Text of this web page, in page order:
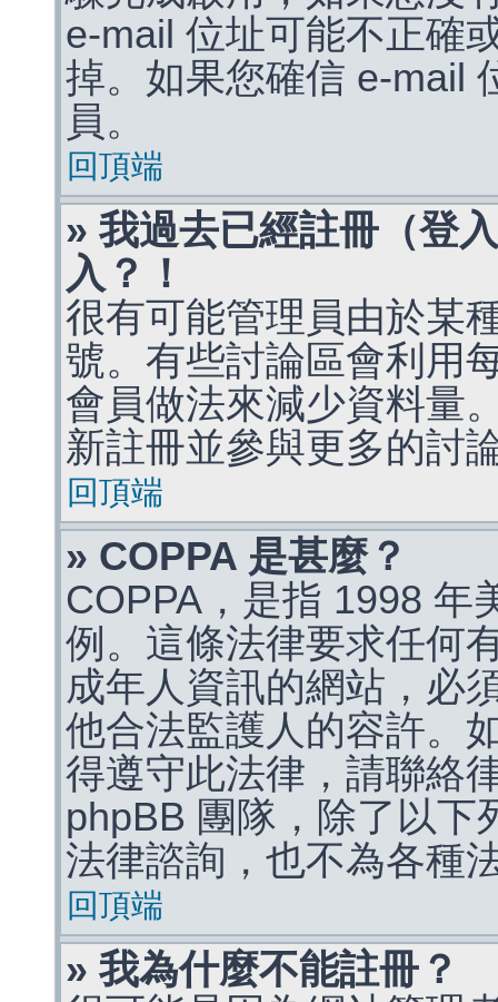
e-mail 位址可能不正確
掉。如果您確信 e-mail
員。
回頂端
» 我過去已經註冊（登
入？！
很有可能管理員由於某
號。有些討論區會利用
會員做法來減少資料量
新註冊並參與更多的討
回頂端
» COPPA 是甚麼？
COPPA，是指 1998 年
例。這條法律要求任何
成年人資訊的網站，必
他合法監護人的容許。
得遵守此法律，請聯絡
phpBB 團隊，除了以下
法律諮詢，也不為各種
回頂端
» 我為什麼不能註冊？